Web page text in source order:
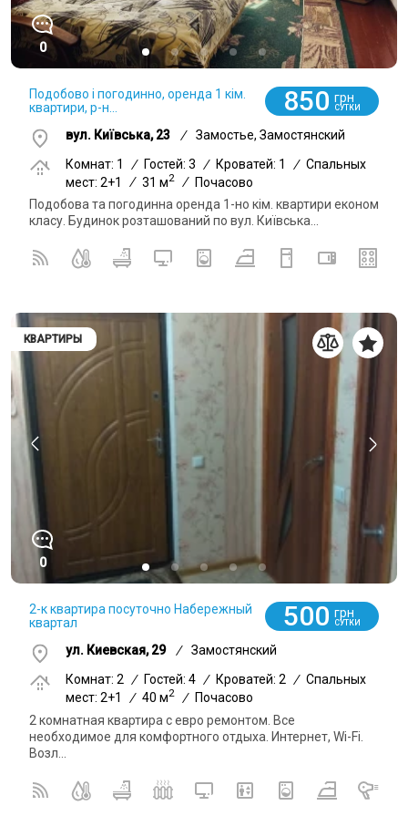
0
Подобово і погодинно, оренда 1 кім.
квартири, р-н...
850 грн
СУТКИ
вул. Київська, 23 /
Замостье, Замостянский
Комнат: 1
/ Гостей: 3 / Кроватей: 1 / Спальных
мест: 2+1
/ 31 м2 / Почасово
Подобова та погодинна оренда 1-но кім. квартири економ
класу. Будинок розташований по вул. Київська...
КВАРТИРЫ
0
2-к квартира посуточно Набережный
квартал
500 грн
СУТКИ
ул. Киевская, 29 /
Замостянский
Комнат: 2
/ Гостей: 4 / Кроватей: 2 / Спальных
мест: 2+1
/ 40 м2 /
Почасово
2 комнатная квартира с евро ремонтом. Все
необходимое для комфортного отдыха. Интернет, Wi-Fi.
Возл...